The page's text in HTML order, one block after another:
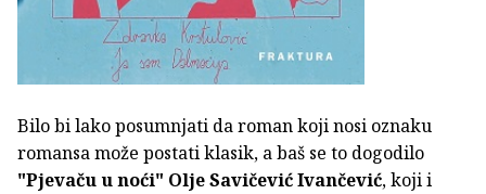
Bilo bi lako posumnjati da roman koji nosi oznaku
romansa može postati klasik, a baš se to dogodilo
"Pjevaču u noći" Olje Savičević Ivančević, koji i